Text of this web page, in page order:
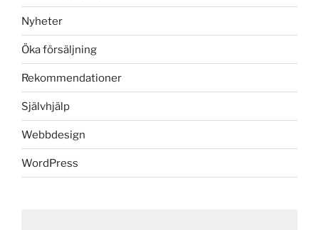
Nyheter
Öka försäljning
Rekommendationer
Självhjälp
Webbdesign
WordPress